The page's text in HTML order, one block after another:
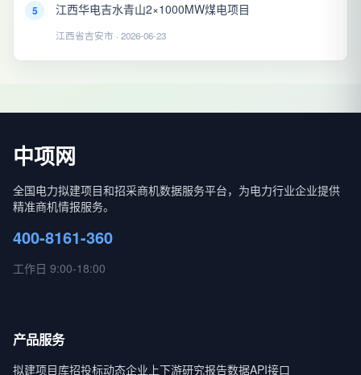
5 江西华电吉水青山2×1000MW煤电项目
江西省吉安市 · 2026-06-23
中项网
全国电力拟建项目和招采商机数据服务平台，为电力行业企业提供
精准商机情报服务。
400-8161-360
工作日 9:00-18:00
产品服务
拟建项目库招投标动态企业上下游研究报告数据API接口